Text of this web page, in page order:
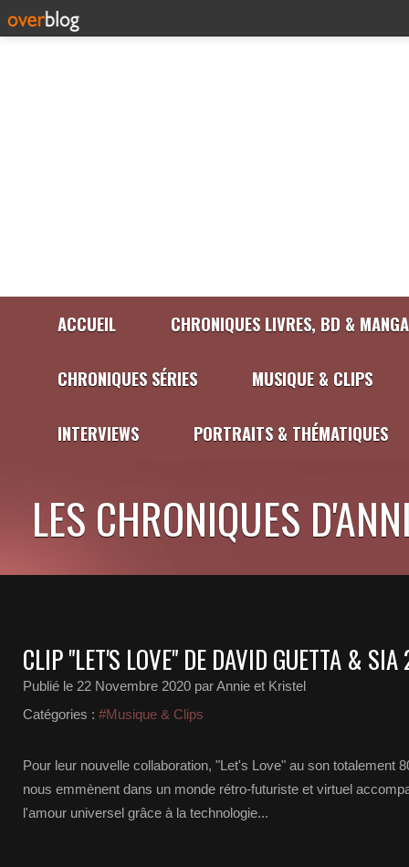
ACCUEIL CHRONIQUES LIVRES, BD &
CHRONIQUES SÉRIES MUSIQUE & CLIPS
INTERVIEWS PORTRAITS & THÉMATIQUES
LES CHRONIQUES
CLIP "LET'S LOVE" DE DAVID GUETTA &
Publié le 22 Novembre 2020 par Annie et Kristel
Catégories : #Musique & Clips
Pour leur nouvelle collaboration, "Let's Love" au son totalement
nous emmènent dans un monde rétro-futuriste et virtuel
l'amour universel grâce à la technologie...